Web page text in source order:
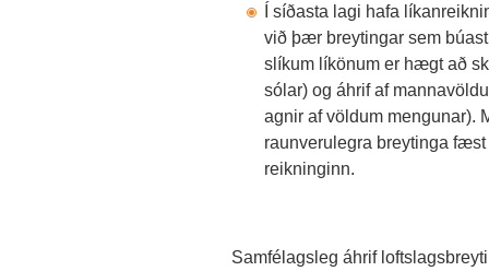
Í síðasta lagi hafa
við þær breytingar sem
slíkum líkönum er hægt að
sólar) og áhrif af
agnir af völdum mengunar).
raunverulegra breytinga
reikninginn.
Samfélagsleg áhrif